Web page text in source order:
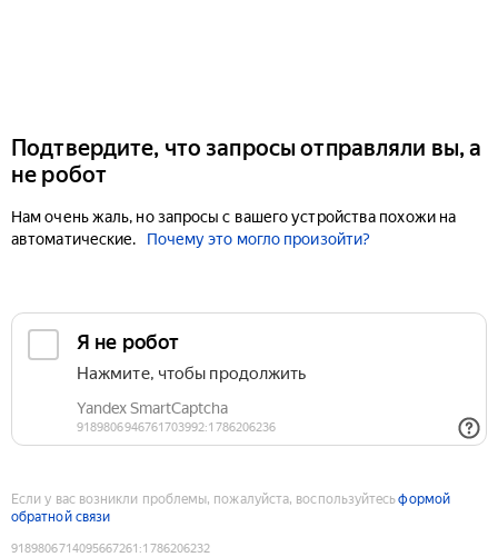
Подтвердите, что запросы отправляли вы, а
не робот
Нам очень жаль, но запросы с вашего устройства похожи на
автоматические.
Почему это могло произойти?
Если у вас возникли проблемы, пожалуйста, воспользуйтесьформой
обратной связи
9189806714095667261 :1786206232